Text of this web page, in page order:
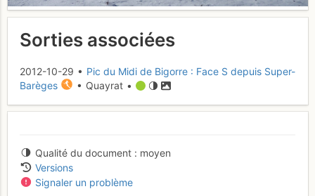
Sorties associées
2012-10-29 • Pic du Midi de Bigorre : Face S depuis Super-
Barèges
• Quayrat •
Qualité du document
moyen
Versions
Signaler un problème